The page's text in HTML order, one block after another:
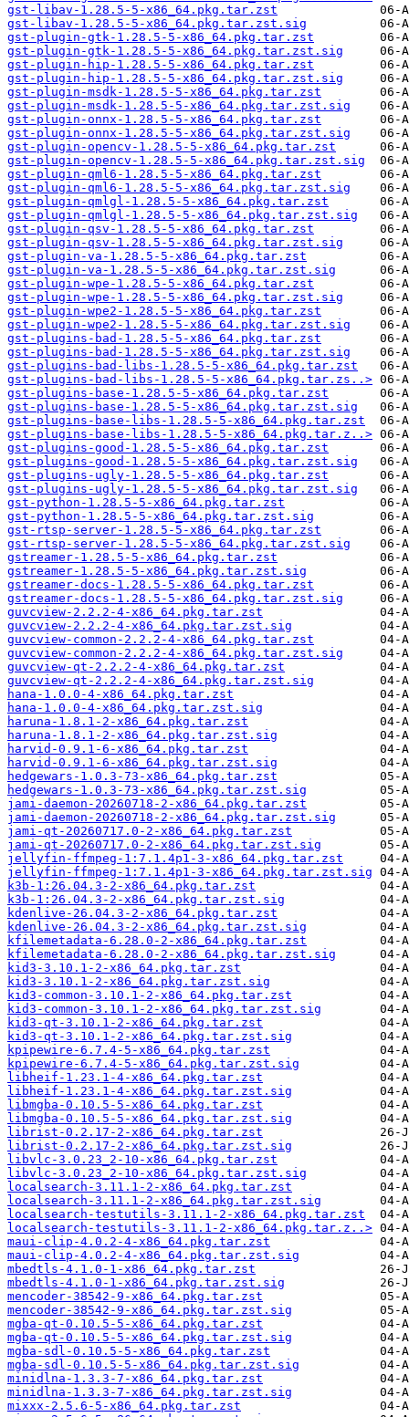
gst-libav-1.28.5-5-x86_64.pkg.tar.zst
gst-libav-1.28.5-5-x86_64.pkg.tar.zst.sig
gst-plugin-gtk-1.28.5-5-x86_64.pkg.tar.zst
gst-plugin-gtk-1.28.5-5-x86_64.pkg.tar.zst.sig
gst-plugin-hip-1.28.5-5-x86_64.pkg.tar.zst
gst-plugin-hip-1.28.5-5-x86_64.pkg.tar.zst.sig
gst-plugin-msdk-1.28.5-5-x86_64.pkg.tar.zst
gst-plugin-msdk-1.28.5-5-x86_64.pkg.tar.zst.sig
gst-plugin-onnx-1.28.5-5-x86_64.pkg.tar.zst
gst-plugin-onnx-1.28.5-5-x86_64.pkg.tar.zst.sig
gst-plugin-opencv-1.28.5-5-x86_64.pkg.tar.zst
gst-plugin-opencv-1.28.5-5-x86_64.pkg.tar.zst.sig
gst-plugin-qml6-1.28.5-5-x86_64.pkg.tar.zst
gst-plugin-qml6-1.28.5-5-x86_64.pkg.tar.zst.sig
gst-plugin-qmlgl-1.28.5-5-x86_64.pkg.tar.zst
gst-plugin-qmlgl-1.28.5-5-x86_64.pkg.tar.zst.sig
gst-plugin-qsv-1.28.5-5-x86_64.pkg.tar.zst
gst-plugin-qsv-1.28.5-5-x86_64.pkg.tar.zst.sig
gst-plugin-va-1.28.5-5-x86_64.pkg.tar.zst
gst-plugin-va-1.28.5-5-x86_64.pkg.tar.zst.sig
gst-plugin-wpe-1.28.5-5-x86_64.pkg.tar.zst
gst-plugin-wpe-1.28.5-5-x86_64.pkg.tar.zst.sig
gst-plugin-wpe2-1.28.5-5-x86_64.pkg.tar.zst
gst-plugin-wpe2-1.28.5-5-x86_64.pkg.tar.zst.sig
gst-plugins-bad-1.28.5-5-x86_64.pkg.tar.zst
gst-plugins-bad-1.28.5-5-x86_64.pkg.tar.zst.sig
gst-plugins-bad-libs-1.28.5-5-x86_64.pkg.tar.zst
gst-plugins-bad-libs-1.28.5-5-x86_64.pkg.tar.zs..>
gst-plugins-base-1.28.5-5-x86_64.pkg.tar.zst
gst-plugins-base-1.28.5-5-x86_64.pkg.tar.zst.sig
gst-plugins-base-libs-1.28.5-5-x86_64.pkg.tar.zst
gst-plugins-base-libs-1.28.5-5-x86_64.pkg.tar.z..>
gst-plugins-good-1.28.5-5-x86_64.pkg.tar.zst
gst-plugins-good-1.28.5-5-x86_64.pkg.tar.zst.sig
gst-plugins-ugly-1.28.5-5-x86_64.pkg.tar.zst
gst-plugins-ugly-1.28.5-5-x86_64.pkg.tar.zst.sig
gst-python-1.28.5-5-x86_64.pkg.tar.zst
gst-python-1.28.5-5-x86_64.pkg.tar.zst.sig
gst-rtsp-server-1.28.5-5-x86_64.pkg.tar.zst
gst-rtsp-server-1.28.5-5-x86_64.pkg.tar.zst.sig
gstreamer-1.28.5-5-x86_64.pkg.tar.zst
gstreamer-1.28.5-5-x86_64.pkg.tar.zst.sig
gstreamer-docs-1.28.5-5-x86_64.pkg.tar.zst
gstreamer-docs-1.28.5-5-x86_64.pkg.tar.zst.sig
guvcview-2.2.2-4-x86_64.pkg.tar.zst
guvcview-2.2.2-4-x86_64.pkg.tar.zst.sig
guvcview-common-2.2.2-4-x86_64.pkg.tar.zst
guvcview-common-2.2.2-4-x86_64.pkg.tar.zst.sig
guvcview-qt-2.2.2-4-x86_64.pkg.tar.zst
guvcview-qt-2.2.2-4-x86_64.pkg.tar.zst.sig
hana-1.0.0-4-x86_64.pkg.tar.zst
hana-1.0.0-4-x86_64.pkg.tar.zst.sig
haruna-1.8.1-2-x86_64.pkg.tar.zst
haruna-1.8.1-2-x86_64.pkg.tar.zst.sig
harvid-0.9.1-6-x86_64.pkg.tar.zst
harvid-0.9.1-6-x86_64.pkg.tar.zst.sig
hedgewars-1.0.3-73-x86_64.pkg.tar.zst
hedgewars-1.0.3-73-x86_64.pkg.tar.zst.sig
jami-daemon-20260718-2-x86_64.pkg.tar.zst
jami-daemon-20260718-2-x86_64.pkg.tar.zst.sig
jami-qt-20260717.0-2-x86_64.pkg.tar.zst
jami-qt-20260717.0-2-x86_64.pkg.tar.zst.sig
jellyfin-ffmpeg-1:7.1.4p1-3-x86_64.pkg.tar.zst
jellyfin-ffmpeg-1:7.1.4p1-3-x86_64.pkg.tar.zst.sig
k3b-1:26.04.3-2-x86_64.pkg.tar.zst
k3b-1:26.04.3-2-x86_64.pkg.tar.zst.sig
kdenlive-26.04.3-2-x86_64.pkg.tar.zst
kdenlive-26.04.3-2-x86_64.pkg.tar.zst.sig
kfilemetadata-6.28.0-2-x86_64.pkg.tar.zst
kfilemetadata-6.28.0-2-x86_64.pkg.tar.zst.sig
kid3-3.10.1-2-x86_64.pkg.tar.zst
kid3-3.10.1-2-x86_64.pkg.tar.zst.sig
kid3-common-3.10.1-2-x86_64.pkg.tar.zst
kid3-common-3.10.1-2-x86_64.pkg.tar.zst.sig
kid3-qt-3.10.1-2-x86_64.pkg.tar.zst
kid3-qt-3.10.1-2-x86_64.pkg.tar.zst.sig
kpipewire-6.7.4-5-x86_64.pkg.tar.zst
kpipewire-6.7.4-5-x86_64.pkg.tar.zst.sig
libheif-1.23.1-4-x86_64.pkg.tar.zst
libheif-1.23.1-4-x86_64.pkg.tar.zst.sig
libmgba-0.10.5-5-x86_64.pkg.tar.zst
libmgba-0.10.5-5-x86_64.pkg.tar.zst.sig
librist-0.2.17-2-x86_64.pkg.tar.zst
librist-0.2.17-2-x86_64.pkg.tar.zst.sig
libvlc-3.0.23_2-10-x86_64.pkg.tar.zst
libvlc-3.0.23_2-10-x86_64.pkg.tar.zst.sig
localsearch-3.11.1-2-x86_64.pkg.tar.zst
localsearch-3.11.1-2-x86_64.pkg.tar.zst.sig
localsearch-testutils-3.11.1-2-x86_64.pkg.tar.zst
localsearch-testutils-3.11.1-2-x86_64.pkg.tar.z..>
maui-clip-4.0.2-4-x86_64.pkg.tar.zst
maui-clip-4.0.2-4-x86_64.pkg.tar.zst.sig
mbedtls-4.1.0-1-x86_64.pkg.tar.zst
mbedtls-4.1.0-1-x86_64.pkg.tar.zst.sig
mencoder-38542-9-x86_64.pkg.tar.zst
mencoder-38542-9-x86_64.pkg.tar.zst.sig
mgba-qt-0.10.5-5-x86_64.pkg.tar.zst
mgba-qt-0.10.5-5-x86_64.pkg.tar.zst.sig
mgba-sdl-0.10.5-5-x86_64.pkg.tar.zst
mgba-sdl-0.10.5-5-x86_64.pkg.tar.zst.sig
minidlna-1.3.3-7-x86_64.pkg.tar.zst
minidlna-1.3.3-7-x86_64.pkg.tar.zst.sig
mixxx-2.5.6-5-x86_64.pkg.tar.zst